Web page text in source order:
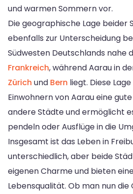
und warmen Sommern vor.
Die geographische Lage beider
ebenfalls zur Unterscheidung
Südwesten Deutschlands nahe
Frankreich, während Aarau in
Zürich und Bern liegt. Diese
Einwohnern von Aarau eine
andere Städte und ermöglicht
pendeln oder Ausflüge in die
Insgesamt ist das Leben in
unterschiedlich, aber beide
eigenen Charme und bieten
Lebensqualität. Ob man nun